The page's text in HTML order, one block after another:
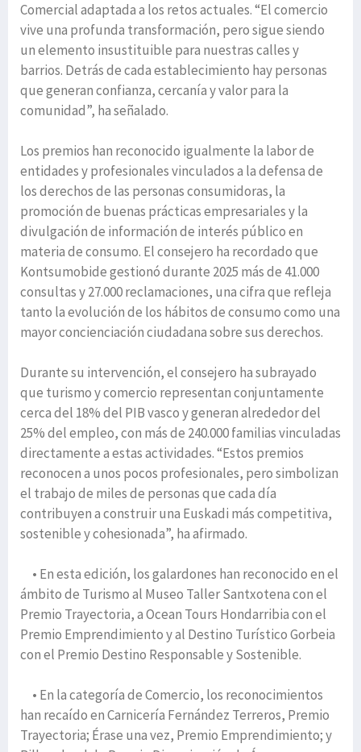
Comercial adaptada a los retos actuales. “El comercio
vive una profunda transformación, pero sigue siendo
un elemento insustituible para nuestras calles y
barrios. Detrás de cada establecimiento hay personas
que generan confianza, cercanía y valor para la
comunidad”, ha señalado.
Los premios han reconocido igualmente la labor de
entidades y profesionales vinculados a la defensa de
los derechos de las personas consumidoras, la
promoción de buenas prácticas empresariales y la
divulgación de información de interés público en
materia de consumo. El consejero ha recordado que
Kontsumobide gestionó durante 2025 más de 41.000
consultas y 27.000 reclamaciones, una cifra que refleja
tanto la evolución de los hábitos de consumo como una
mayor concienciación ciudadana sobre sus derechos.
Durante su intervención, el consejero ha subrayado
que turismo y comercio representan conjuntamente
cerca del 18% del PIB vasco y generan alrededor del
25% del empleo, con más de 240.000 familias vinculadas
directamente a estas actividades. “Estos premios
reconocen a unos pocos profesionales, pero simbolizan
el trabajo de miles de personas que cada día
contribuyen a construir una Euskadi más competitiva,
sostenible y cohesionada”, ha afirmado.
• En esta edición, los galardones han reconocido en el
ámbito de Turismo al Museo Taller Santxotena con el
Premio Trayectoria, a Ocean Tours Hondarribia con el
Premio Emprendimiento y al Destino Turístico Gorbeia
con el Premio Destino Responsable y Sostenible.
• En la categoría de Comercio, los reconocimientos
han recaído en Carnicería Fernández Terreros, Premio
Trayectoria; Érase una vez, Premio Emprendimiento; y